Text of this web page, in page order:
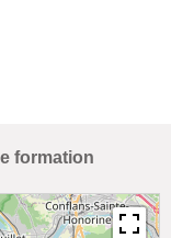
formation